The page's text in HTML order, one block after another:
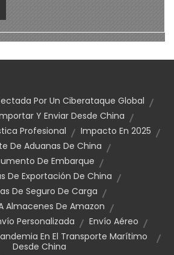
Por Un Ciberataque Global
Y Enviar Desde China
Profesional
Impacto En 2025
De Aduanas De China
De Embarque
De Exportación De China
De Seguro De Carga
Almacenes De Amazon
Personalizada
Envío Aéreo
En El Transporte Marítimo
Desde China